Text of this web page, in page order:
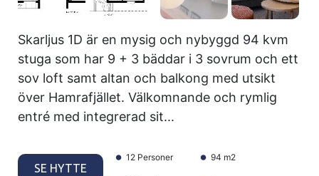
Skarljus 1D är en mysig och nybyggd 94 kvm
stuga som har 9 + 3 bäddar i 3 sovrum och ett
sov loft samt altan och balkong med utsikt
över Hamrafjället. Välkomnande och rymlig
entré med integrerad sit...
SE HYTTE
12 Personer 94 m2